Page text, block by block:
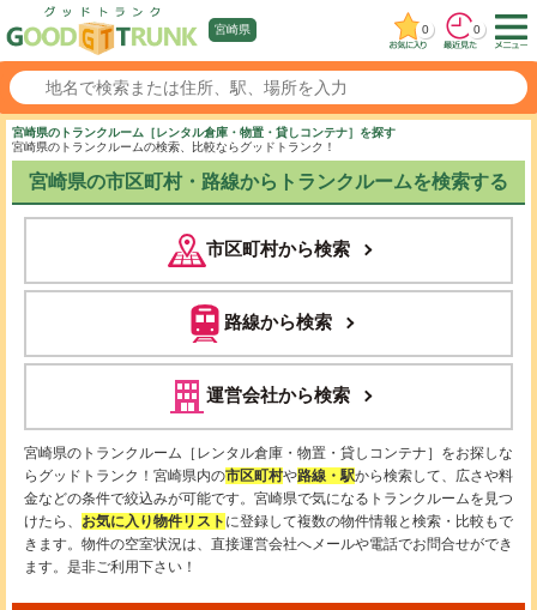
宮崎県 0 0
宮崎県のトランクルーム［レンタル倉庫・物置・貸しコンテナ］を探す
宮崎県のトランクルームの検索、比較ならグッドトランク！
宮崎県の市区町村・路線からトランクルームを検索する
市区町村から検索
路線から検索
運営会社から検索
宮崎県のトランクルーム［レンタル倉庫・物置・貸しコンテナ］をお探しな
らグッドトランク！宮崎県内の市区町村や路線・駅から検索して、広さや料
金などの条件で絞込みが可能です。宮崎県で気になるトランクルームを見つ
けたら、 お気に入り物件リスト に登録して複数の物件情報と検索・比較もで
きます。物件の空室状況は、直接運営会社へメールや電話でお問合せができ
ます。是非ご利用下さい！